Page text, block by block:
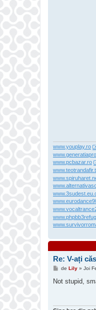
www.youplay.ro
www.pcbazar.ro
Re: V-ați
M
s
de Lily» Joi
Not stupid,